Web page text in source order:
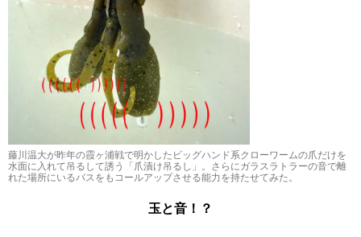
藤川温大が昨年の霞ヶ浦戦で明かしたビッグハンド系クローワームの爪だけを
水面に入れて吊るして誘う「爪漬け吊るし」。さらにガラスラトラーの音で離
れた場所にいるバスをもコールアップさせる能力を持たせてみた。
玉と音！？